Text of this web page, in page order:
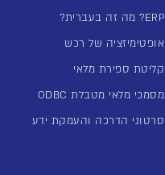
ERP? מה זה בעברית?
אופטימיזציה של רכש
קליטת ספירת מלאי
מסמכי מלאי מטבלת ODBC
סרטוני הדרכה והעמקת ידע